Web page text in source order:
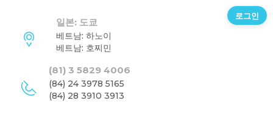
일본: 도쿄
베트남: 하노이
베트남: 호찌민
(81) 3 5829 4006
(84) 24 3978 5165
(84) 28 3910 3913
로그인